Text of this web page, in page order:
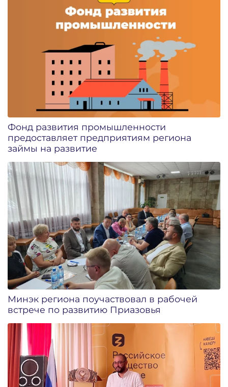
Фонд развития промышленности
предоставляет предприятиям региона
займы на развитие
Минэк региона поучаствовал в рабочей
встрече по развитию Приазовья